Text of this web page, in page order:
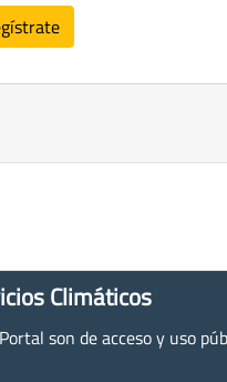
Climáticos
son de acceso y uso